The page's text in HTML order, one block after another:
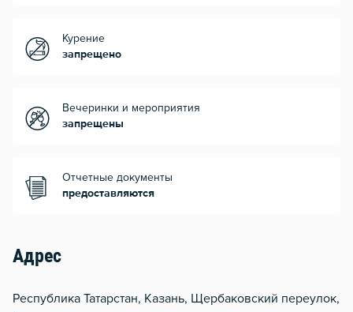
Курение
запрещено
Вечеринки и мероприятия
запрещены
Отчетные документы
предоставляются
Адрес
Республика Татарстан, Казань, Щербаковский переулок,